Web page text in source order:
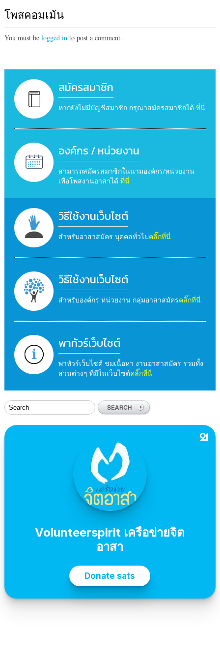
โพสคอมเม้น
You must be logged into post a comment.
สมัครสมาชิก
หากยังไม่มีบัญชีสมาชิก กรุณาสมัครสมาชิกได้ ที่นี่
องค์กร / หน่วยงาน
สามารถสมัครสมาชิกในนามองค์กร/หน่วยงาน
เพื่อโพสงานอาสาได้ ที่นี่
วิธีใช้งานเว็บไซต์
สำหรับอาสาสมัคร บุคคลทั่วไปคลิ๊กที่นี่
วิธีใช้งานเว็บไซต์
สำหรับองค์กร หน่วยงาน กลุ่มอาสาสมัครคลิ๊กที่นี่
พาทัวร์เว็บไซต์
พาทัวร์เว็บไซต์ ชมเนื้อหา งานอาสาสมัคร รวมทั้ง
ส่วนต่างๆ ที่มีในเว็บไซต์คลิ๊กที่นี่